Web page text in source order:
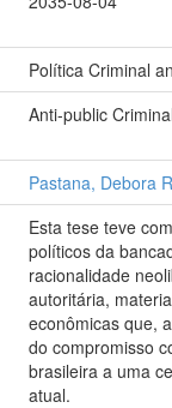
Política Criminal
Anti-public
Pastana, Debora
Esta tese teve
políticos da
racionalidade
autoritária,
econômicas que,
do compromisso
brasileira a uma
atual.